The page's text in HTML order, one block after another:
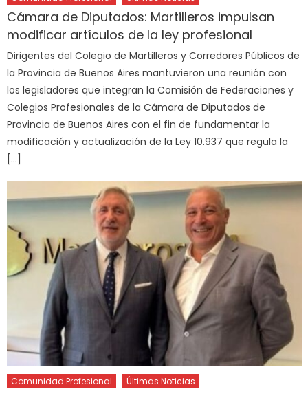
Cámara de Diputados: Martilleros impulsan
modificar artículos de la ley profesional
Dirigentes del Colegio de Martilleros y Corredores Públicos de
la Provincia de Buenos Aires mantuvieron una reunión con
los legisladores que integran la Comisión de Federaciones y
Colegios Profesionales de la Cámara de Diputados de
Provincia de Buenos Aires con el fin de fundamentar la
modificación y actualización de la Ley 10.937 que regula la
[…]
Comunidad Profesional Últimas Noticias